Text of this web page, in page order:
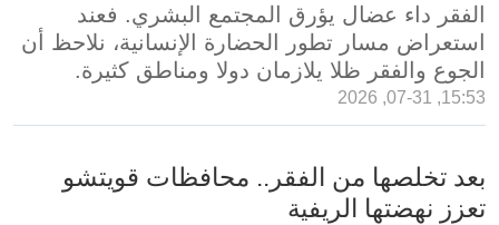
الفقر داء عضال يؤرق المجتمع البشري. فعند
استعراض مسار تطور الحضارة الإنسانية، نلاحظ أن
الجوع والفقر ظلا يلازمان دولا ومناطق كثيرة.
15:53, 07-31, 2026
بعد تخلصها من الفقر.. محافظات قويتشو
تعزز نهضتها الريفية